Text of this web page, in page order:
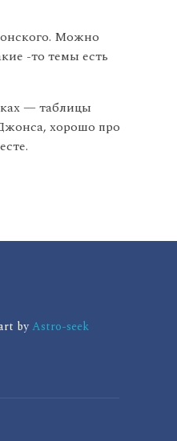
Можно
-то темы есть
— таблицы
хорошо про
byAstro-seek